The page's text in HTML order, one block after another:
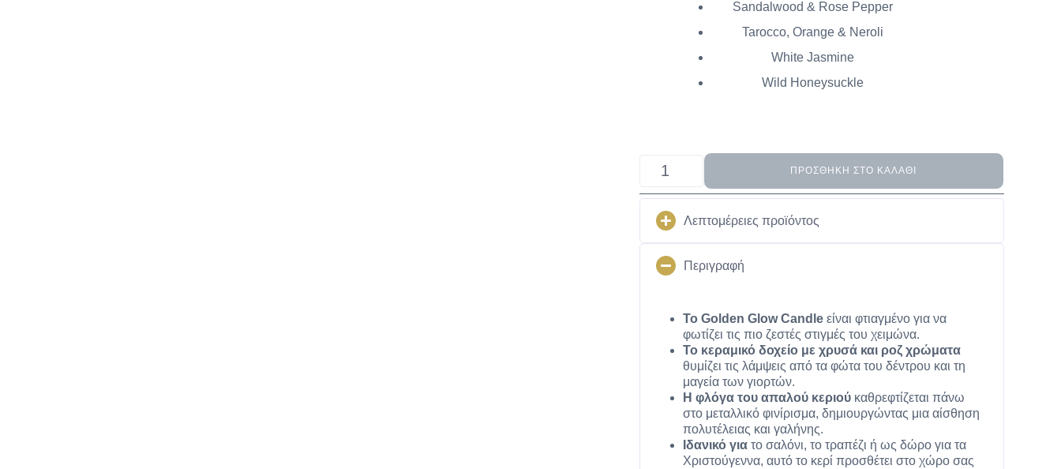
Sandalwood & Rose Pepper
Tarocco, Orange & Neroli
White Jasmine
Wild Honeysuckle
ΠΡΟΣΘΉΚΗ ΣΤΟ ΚΑΛΆΘΙ
Λεπτομέρειες προϊόντος
Περιγραφή
Το Golden Glow Candle είναι φτιαγμένο για να
φωτίζει τις πιο ζεστές στιγμές του χειμώνα.
Το κεραμικό δοχείο με χρυσά και ροζ χρώματα
θυμίζει τις λάμψεις από τα φώτα του δέντρου και τη
μαγεία των γιορτών.
Η φλόγα του απαλού κεριού καθρεφτίζεται πάνω
στο μεταλλικό φινίρισμα, δημιουργώντας μια αίσθηση
πολυτέλειας και γαλήνης.
Ιδανικό για το σαλόνι, το τραπέζι ή ως δώρο για τα
Χριστούγεννα, αυτό το κερί προσθέτει στο χώρο σας